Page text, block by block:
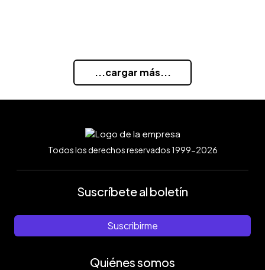
...cargar más...
Todos los derechos reservados 1999-2026
Suscríbete al boletín
Suscribirme
Quiénes somos